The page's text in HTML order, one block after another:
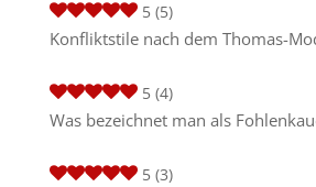
5 (5)
Konfliktstile nach dem Thomas-
5 (4)
Was bezeichnet man als
5 (3)